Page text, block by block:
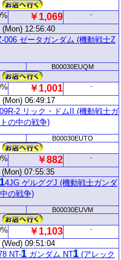
￥1,069 -
12:56:40
006 ゼータガンダム (機動戦士Z
B00030EUQM
￥1,001 -
06:49:17
2 リック・ドムII (機動戦士ガ
の中の戦争)
B00030EUTO
￥882 -
07:55:35
14JG ゲルググJ (機動戦士ガンダ
の戦争)
B00030EUVM
￥1,103 -
09:51:04
NT-1 ガンダム NT1 (アレック